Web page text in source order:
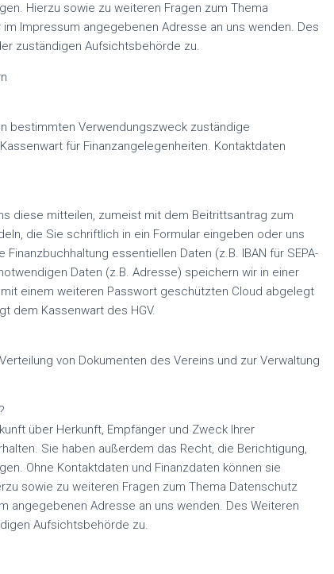
Hierzu sowie zu weiteren Fragen zum Thema
Impressum angegebenen Adresse an uns wenden. Des
zuständigen Aufsichtsbehörde zu.
bestimmten Verwendungszweck zuständige
für Finanzangelegenheiten. Kontaktdaten
diese mitteilen, zumeist mit dem Beitrittsantrag zum
die Sie schriftlich in ein Formular eingeben oder uns
essentiellen Daten (z.B. IBAN für SEPA-
Daten (z.B. Adresse) speichern wir in einer
einem weiteren Passwort geschützten Cloud abgelegt
dem Kassenwart des HGV.
von Dokumenten des Vereins und zur Verwaltung
über Herkunft, Empfänger und Zweck Ihrer
Sie haben außerdem das Recht, die Berichtigung,
Ohne Kontaktdaten und Finanzdaten können sie
sowie zu weiteren Fragen zum Thema Datenschutz
angegebenen Adresse an uns wenden. Des Weiteren
Aufsichtsbehörde zu.